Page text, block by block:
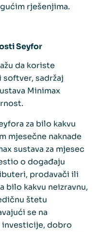
rješenjima.
Seyfor
da koriste
softver, sadržaj
Minimax
za bilo kakvu
mjesečne naknade
sustava za mjesec
o događaju
prodavači ili
bilo kakvu neizravnu,
štetu
se na
dobro